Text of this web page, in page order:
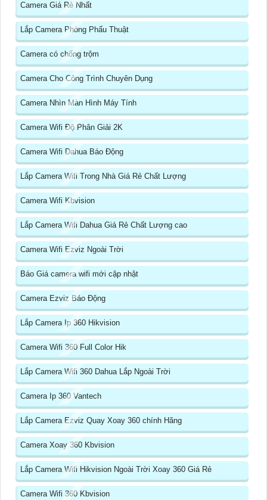
Camera Giá Rẻ Nhất
Lắp Camera Phòng Phẩu Thuật
Camera có chống trộm
Camera Cho Công Trình Chuyên Dụng
Camera Nhìn Màn Hình Máy Tính
Camera Wifi Độ Phân Giải 2K
Camera Wifi Dahua Báo Động
Lắp Camera Wifi Trong Nhà Giá Rẻ Chất Lượng
Camera Wifi Kbvision
Lắp Camera Wifi Dahua Giá Rẻ Chất Lượng cao
Camera Wifi Ezviz Ngoài Trời
Báo Giá camera wifi mới cập nhật
Camera Ezviz Báo Động
Lắp Camera Ip 360 Hikvision
Camera Wifi 360 Full Color Hik
Lắp Camera Wifi 360 Dahua Lắp Ngoài Trời
Camera Ip 360 Vantech
Lắp Camera Ezviz Quay Xoay 360 chính Hãng
Camera Xoay 360 Kbvision
Lắp Camera Wifi Hikvision Ngoài Trời Xoay 360 Giá Rẻ
Camera Wifi 360 Kbvision